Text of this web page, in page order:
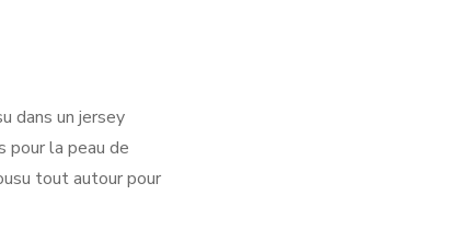
dans un jersey
pour la peau de
tout autour pour